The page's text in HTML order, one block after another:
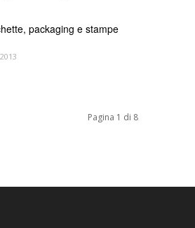
packaging e stampe
Pagina 1 di 8